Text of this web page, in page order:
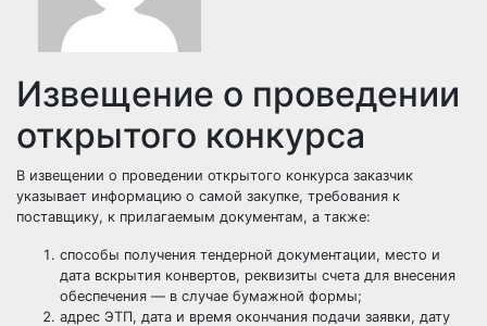
Извещение о проведении
открытого конкурса
В извещении о проведении открытого конкурса заказчик
указывает информацию о самой закупке, требования к
поставщику, к прилагаемым документам, а также:
способы получения тендерной документации, место и
дата вскрытия конвертов, реквизиты счета для внесения
обеспечения — в случае бумажной формы;
адрес ЭТП, дата и время окончания подачи заявки, дату